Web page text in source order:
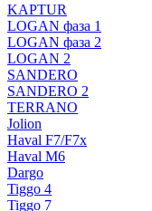
KAPTUR
LOGAN фаза 1
LOGAN фаза 2
LOGAN 2
SANDERO
SANDERO 2
TERRANO
Jolion
Haval F7/F7x
Haval M6
Dargo
Tiggo 4
Tiggo 7